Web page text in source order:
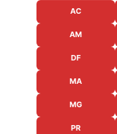
AC
AM
DF
MA
MG
PR